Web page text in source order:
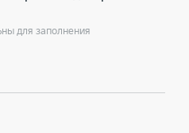
для заполнения